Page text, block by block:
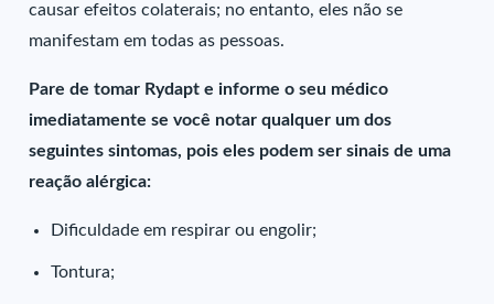
causar efeitos colaterais; no entanto, eles não se
manifestam em todas as pessoas.
Pare de tomar Rydapt e informe o seu médico
imediatamente se você notar qualquer um dos
seguintes sintomas, pois eles podem ser sinais de uma
reação alérgica:
Dificuldade em respirar ou engolir;
Tontura;